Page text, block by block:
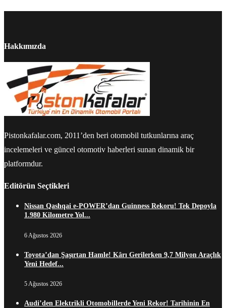
Hakkımızda
Pistonkafalar.com, 2011’den beri otomobil tutkunlarına araç
incelemeleri ve güncel otomotiv haberleri sunan dinamik bir
platformdur.
Editörün Seçtikleri
Nissan Qashqai e-POWER’dan Guinness Rekoru! Tek Depoyla
1.980 Kilometre Yol...
6 Ağustos 2026
Toyota’dan Şaşırtan Hamle! Kârı Gerilerken 9,7 Milyon Araçlık
Yeni Hedef...
5 Ağustos 2026
Audi’den Elektrikli Otomobillerde Yeni Rekor! Tarihinin En